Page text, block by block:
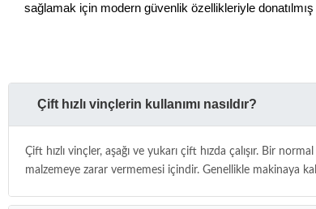
sağlamak için modern güvenlik özellikleriyle
Çift hızlı vinçlerin kullanımı nasıldır?
Çift hızlı vinçler, aşağı ve yukarı çift hızda çalışır. Bir
malzemeye zarar vermemesi içindir. Genellikle makinaya